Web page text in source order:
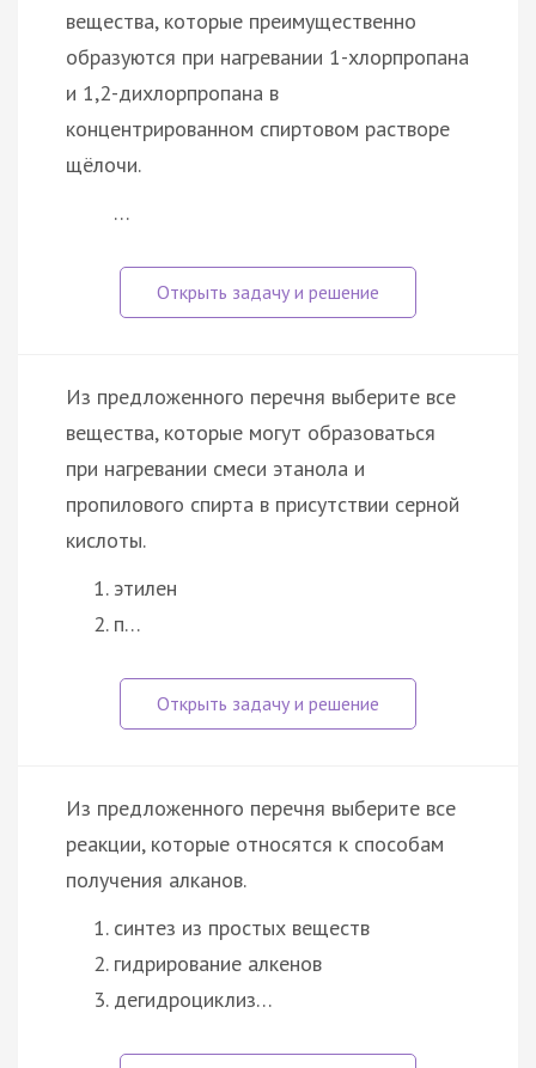
вещества, которые преимущественно
образуются при нагревании 1-хлорпропана
и 1,2-дихлорпропана в
концентрированном спиртовом растворе
щёлочи.
…
Из предложенного перечня выберите все
вещества, которые могут образоваться
при нагревании смеси этанола и
пропилового спирта в присутствии серной
кислоты.
этилен
п…
Из предложенного перечня выберите все
реакции, которые относятся к способам
получения алканов.
синтез из простых веществ
гидрирование алкенов
дегидроциклиз…